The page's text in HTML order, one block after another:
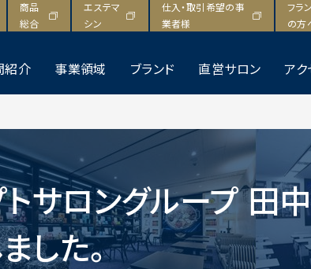
紹介 事業領域 ブランド 直営サロン アク
商品
総合
エステマ
シン
仕入・取引希望の事
業者様
フラ
の方
サロングループ 田
した。